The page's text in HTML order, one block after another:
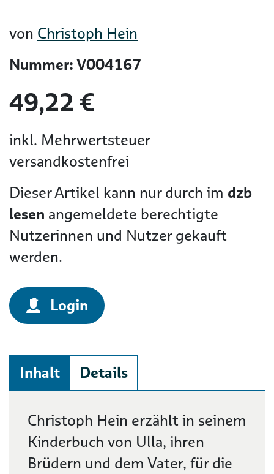
von Christoph Hein
Nummer: V004167
49,22 €
inkl. Mehrwertsteuer
versandkostenfrei
Dieser Artikel kann nur durch im dzb
lesen angemeldete berechtigte
Nutzerinnen und Nutzer gekauft
werden.
Login
Inhalt Details
Beschreibung
Christoph Hein erzählt in seinem
Kinderbuch von Ulla, ihren
Brüdern und dem Vater, für die